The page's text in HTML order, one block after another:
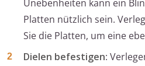
Unebenheiten kann ein
Platten nützlich sein.
Sie die Platten, um eine
Dielen befestigen: